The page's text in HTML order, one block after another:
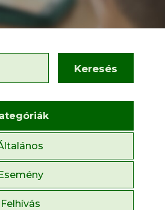
Keresés
Felhívás